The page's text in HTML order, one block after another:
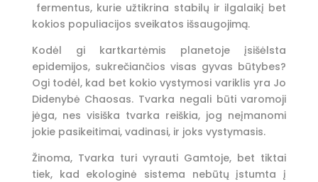
fermentus, kurie užtikrina stabilų ir ilgalaikį bet
kokios populiacijos sveikatos išsaugojimą.
Kodėl gi kartkartėmis planetoje įsišėlsta
epidemijos, sukrečiančios visas gyvas būtybes?
Ogi todėl, kad bet kokio vystymosi variklis yra Jo
Didenybė Chaosas. Tvarka negali būti varomoji
jėga, nes visiška tvarka reiškia, jog neįmanomi
jokie pasikeitimai, vadinasi, ir joks vystymasis.
Žinoma, Tvarka turi vyrauti Gamtoje, bet tiktai
tiek, kad ekologinė sistema nebūtų įstumta į